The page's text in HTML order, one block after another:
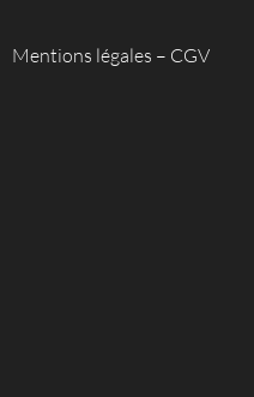
Mentions légales – CGV